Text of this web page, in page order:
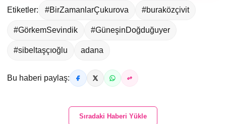
Etiketler: #BirZamanlarÇukurova #buraközçivit
#GörkemSevindik #GüneşinDoğduğuyer
#sibeltaşçıoğlu adana
Bu haberi paylaş:
Sıradaki Haberi Yükle